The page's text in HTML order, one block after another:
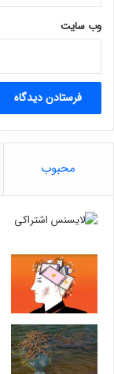
ت
؟
وب‌ سایت
محبوب